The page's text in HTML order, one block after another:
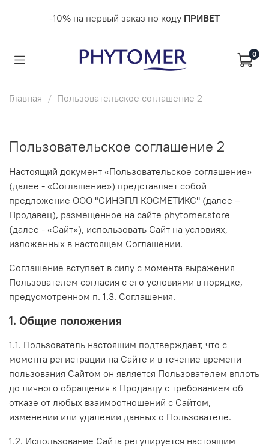
-10% на первый заказ по коду ПРИВЕТ
0
Главная Пользовательское соглашение 2
Пользовательское соглашение 2
Настоящий документ «Пользовательское соглашение»
(далее - «Соглашение») представляет собой
предложение ООО "СИНЭПЛ КОСМЕТИКС" (далее –
Продавец), размещенное на сайте phytomer.store
(далее - «Сайт»), использовать Сайт на условиях,
изложенных в настоящем Соглашении.
Соглашение вступает в силу с момента выражения
Пользователем согласия с его условиями в порядке,
предусмотренном п. 1.3. Соглашения.
1. Общие положения
1.1. Пользователь настоящим подтверждает, что с
момента регистрации на Сайте и в течение времени
пользования Сайтом он является Пользователем вплоть
до личного обращения к Продавцу с требованием об
отказе от любых взаимоотношений с Сайтом,
изменении или удалении данных о Пользователе.
1.2. Использование Сайта регулируется настоящим